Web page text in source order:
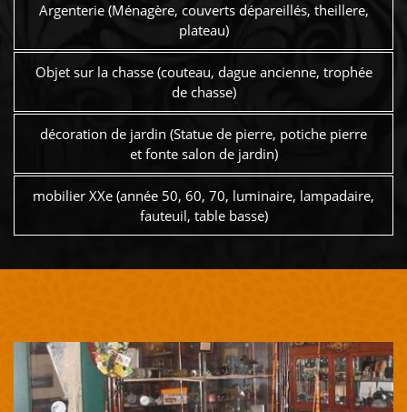
Argenterie (Ménagère, couverts dépareillés, theillere,
plateau)
Objet sur la chasse (couteau, dague ancienne, trophée
de chasse)
décoration de jardin (Statue de pierre, potiche pierre
et fonte salon de jardin)
mobilier XXe (année 50, 60, 70, luminaire, lampadaire,
fauteuil, table basse)